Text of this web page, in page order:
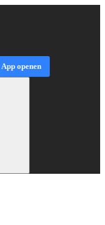
App openen